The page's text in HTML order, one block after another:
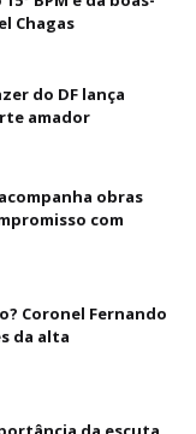
Chagas
do DF lança
amador
obras
com
Coronel Fernando
da alta